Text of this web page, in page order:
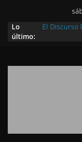
Lo
último:
El Discurso
Extranjero:
Marruecos